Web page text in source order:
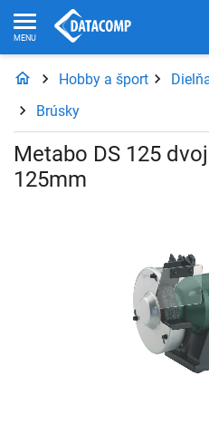
Hobby a šport
Brúsky
Metabo DS 125
125mm